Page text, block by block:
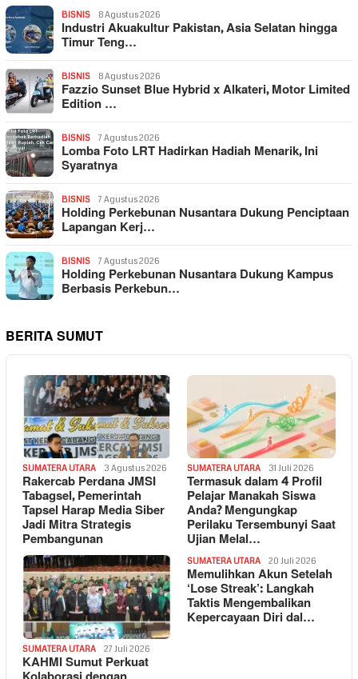
BISNIS 8 Agustus 2026
Industri Akuakultur Pakistan, Asia Selatan hingga
Timur Teng…
BISNIS 8 Agustus 2026
Fazzio Sunset Blue Hybrid x Alkateri, Motor Limited
Edition …
BISNIS 7 Agustus 2026
Lomba Foto LRT Hadirkan Hadiah Menarik, Ini
Syaratnya
BISNIS 7 Agustus 2026
Holding Perkebunan Nusantara Dukung Penciptaan
Lapangan Kerj…
BISNIS 7 Agustus 2026
Holding Perkebunan Nusantara Dukung Kampus
Berbasis Perkebun…
BERITA SUMUT
SUMATERA UTARA 3 Agustus 2026
Rakercab Perdana JMSI
Tabagsel, Pemerintah
Tapsel Harap Media Siber
Jadi Mitra Strategis
Pembangunan
SUMATERA UTARA 31 Juli 2026
Termasuk dalam 4 Profil
Pelajar Manakah Siswa
Anda? Mengungkap
Perilaku Tersembunyi Saat
Ujian Melal…
SUMATERA UTARA 27 Juli 2026
KAHMI Sumut Perkuat
SUMATERA UTARA 20 Juli 2026
Memulihkan Akun Setelah
‘Lose Streak’: Langkah
Taktis Mengembalikan
Kepercayaan Diri dal…